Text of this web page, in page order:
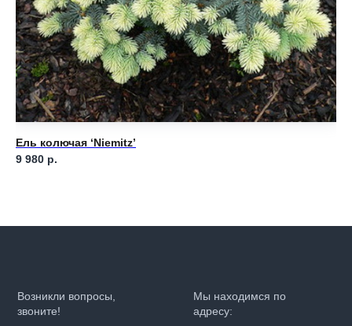
Ель колючая ‘Niemitz’
9 980 р.
Возникли вопросы,
звоните!
Мы находимся по
адресу: